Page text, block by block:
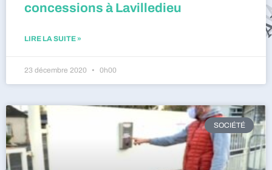
concessions à Lavilledieu
LIRE LA SUITE »
23 décembre 2020 0h00
SOCIÉTÉ